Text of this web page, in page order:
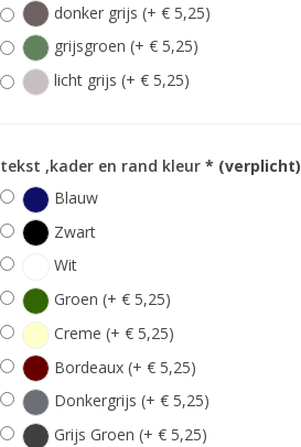
donker grijs (+ € 5,25)
grijsgroen (+ € 5,25)
licht grijs (+ € 5,25)
tekst ,kader en rand kleur * (verplicht)
Blauw
Zwart
Wit
Groen (+ € 5,25)
Creme (+ € 5,25)
Bordeaux (+ € 5,25)
Donkergrijs (+ € 5,25)
Grijs Groen (+ € 5,25)